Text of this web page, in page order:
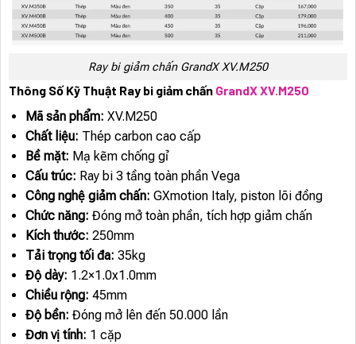
Ray bi giảm chấn GrandX XV.M250
Thông Số Kỹ Thuật Ray bi giảm chấn GrandX XV.M250
Mã sản phẩm: XV.M250
Chất liệu: Thép carbon cao cấp
Bề mặt: Mạ kẽm chống gỉ
Cấu trúc: Ray bi 3 tầng toàn phần Vega
Công nghệ giảm chấn: GXmotion Italy, piston lõi đồng
Chức năng: Đóng mở toàn phần, tích hợp giảm chấn
Kích thước: 250mm
Tải trọng tối đa: 35kg
Độ dày: 1.2×1.0x1.0mm
Chiều rộng: 45mm
Độ bền: Đóng mở lên đến 50.000 lần
Đơn vị tính: 1 cặp